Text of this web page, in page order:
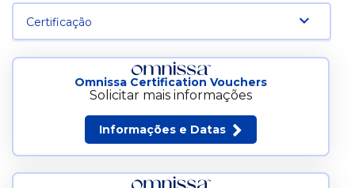
Certificação
Omnissa Certification Vouchers
Solicitar mais informações
Informações e Datas